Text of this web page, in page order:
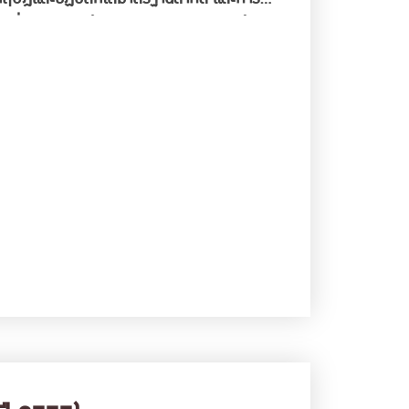
มีคุณภาพให้กับสังคม มีทักษะในการทำงาน
สงค์ของหลักสูตร1. ผลิตบัณฑิตสาขา
ขององค์กร มีความรู้และทักษะด้านการ